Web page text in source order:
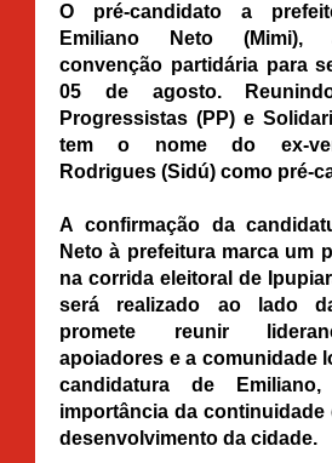
O pré-candidato a
Emiliano Neto (Mimi),
convenção partidária para
05 de agosto.
Progressistas (PP) e
tem o nome do ex-
Rodrigues (Sidú) como pré-
A confirmação da
Neto à prefeitura marca um
na corrida eleitoral de
será realizado ao lado
promete reunir
apoiadores e a comunidade
candidatura de Emiliano,
importância da continuidade
desenvolvimento da cidade.